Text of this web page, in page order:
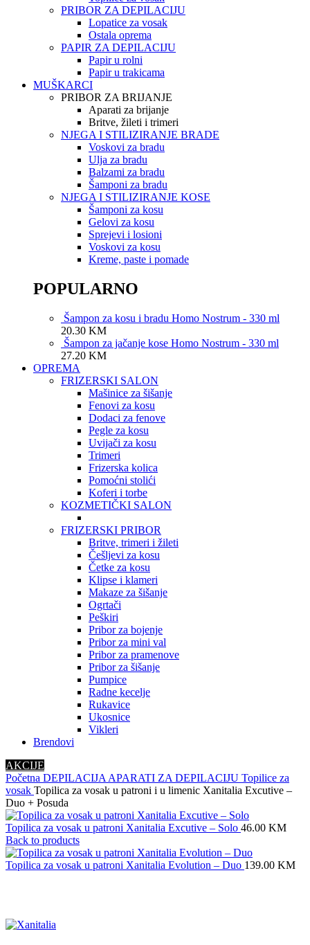
PRIBOR ZA DEPILACIJU
Lopatice za vosak
Ostala oprema
PAPIR ZA DEPILACIJU
Papir u rolni
Papir u trakicama
MUŠKARCI
PRIBOR ZA BRIJANJE
Aparati za brijanje
Britve, žileti i trimeri
NJEGA I STILIZIRANJE BRADE
Voskovi za bradu
Ulja za bradu
Balzami za bradu
Šamponi za bradu
NJEGA I STILIZIRANJE KOSE
Šamponi za kosu
Gelovi za kosu
Sprejevi i losioni
Voskovi za kosu
Kreme, paste i pomade
POPULARNO
Šampon za kosu i bradu Homo Nostrum - 330 ml
20.30 KM
Šampon za jačanje kose Homo Nostrum - 330 ml
27.20 KM
OPREMA
FRIZERSKI SALON
Mašinice za šišanje
Fenovi za kosu
Dodaci za fenove
Pegle za kosu
Uvijači za kosu
Trimeri
Frizerska kolica
Pomoćni stolići
Koferi i torbe
KOZMETIČKI SALON
FRIZERSKI PRIBOR
Britve, trimeri i žileti
Češljevi za kosu
Četke za kosu
Klipse i klameri
Makaze za šišanje
Ogrtači
Peškiri
Pribor za bojenje
Pribor za mini val
Pribor za pramenove
Pribor za šišanje
Pumpice
Radne kecelje
Rukavice
Ukosnice
Vikleri
Brendovi
AKCIJE
Početna DEPILACIJA APARATI ZA DEPILACIJU Topilice za
vosak Topilica za vosak u patroni i u limenic Xanitalia Excutive –
Duo + Posuda
Topilica za vosak u patroni Xanitalia Excutive – Solo 46.00 KM
Back to products
Topilica za vosak u patroni Xanitalia Evolution – Duo 139.00 KM